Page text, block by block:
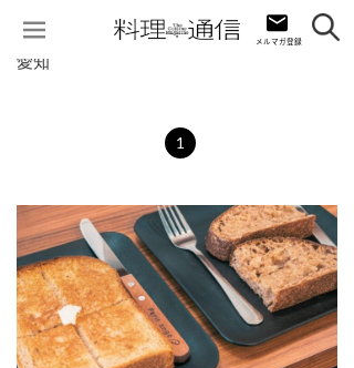
愛知
1